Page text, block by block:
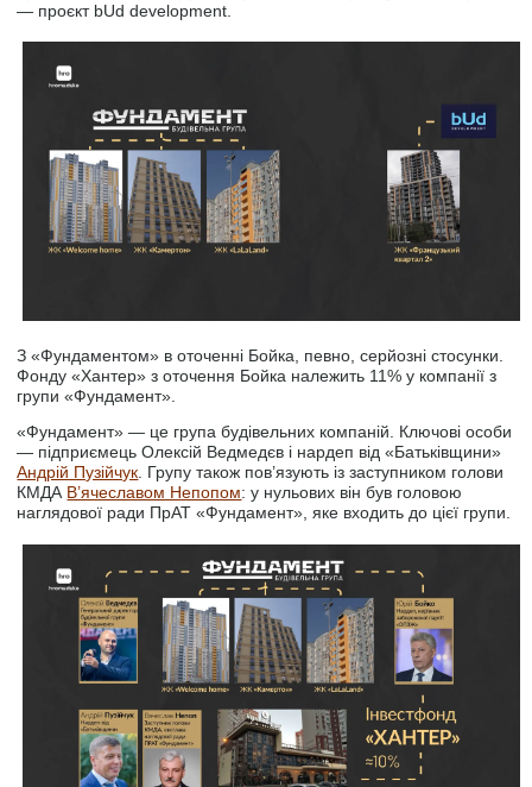
— проєкт bUd development.
З «Фундаментом» в оточенні Бойка, певно, серйозні стосунки.
Фонду «Хантер» з оточення Бойка належить 11% у компанії з
групи «Фундамент».
«Фундамент» — це група будівельних компаній. Ключові особи
— підприємець Олексій Ведмедєв і нардеп від «Батьківщини»
Андрій Пузійчук. Групу також пов’язують із заступником голови
КМДА В’ячеславом Непопом: у нульових він був головою
наглядової ради ПрАТ «Фундамент», яке входить до цієї групи.